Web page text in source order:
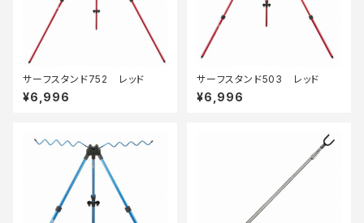
サーフスタンド752 レッド
¥6,996
サーフスタンド503 レッド
¥6,996